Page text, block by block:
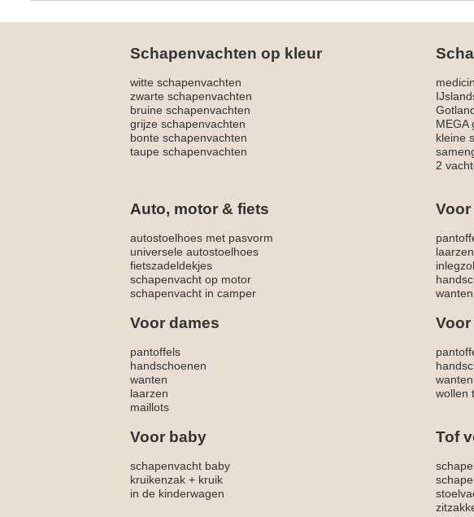
Schapenvachten op kleur
witte schapenvachten
zwarte schapenvachten
bruine schapenvachten
grijze schapenvachten
MEGA
bonte schapenvachten
kleine
taupe schapenvachten
2
Auto, motor & fiets
autostoelhoes met pasvorm
universele autostoelhoes
laarzen
fietszadeldekjes
schapenvacht op motor
schapenvacht in camper wanten
Voor dames Voor
pantoffels
handschoenen
wanten
wanten
laarzen
wollen
maillots
Voor baby Tof
schapenvacht baby
kruikenzak + kruik
in de kinderwagen